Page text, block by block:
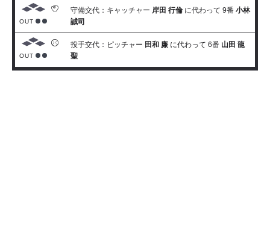
OUT
守備交代：キャッチャー 岸田 行倫 に代わって 9番 小林
誠司
OUT
投手交代：ピッチャー 田和 廉 に代わって 6番 山田 龍
聖